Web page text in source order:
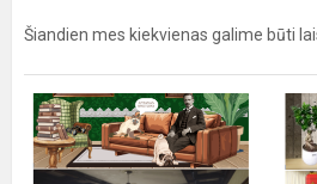
Šiandien mes kiekvienas galime būti